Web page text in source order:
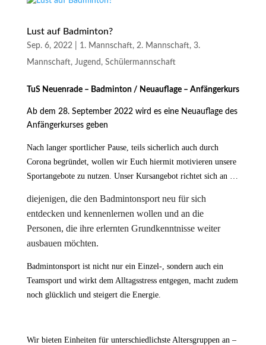
Lust auf Badminton?
Sep. 6, 2022| 1. Mannschaft, 2. Mannschaft, 3.
Mannschaft, Jugend , Schülermannschaft
TuS Neuenrade – Badminton / Neuauflage – Anfängerkurs
Ab dem 28. September 2022 wird es eine Neuauflage des
Anfängerkurses geben
Nach langer sportlicher Pause, teils sicherlich auch durch
Corona begründet, wollen wir Euch hiermit motivieren unsere
Sportangebote zu nutzen. Unser Kursangebot richtet sich an …
diejenigen, die den Badmintonsport neu für sich
entdecken und kennenlernen wollen und an die
Personen, die ihre erlernten Grundkenntnisse weiter
ausbauen möchten.
Badmintonsport ist nicht nur ein Einzel-, sondern auch ein
Teamsport und wirkt dem Alltagsstress entgegen, macht zudem
noch glücklich und steigert die Energie.
Wir bieten Einheiten für unterschiedlichste Altersgruppen an –